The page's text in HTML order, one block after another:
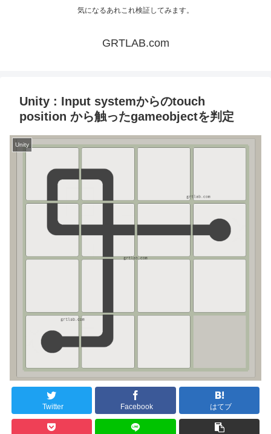
気になるあれこれ検証してみます。
GRTLAB.com
Unity : Input systemからのtouch
position から触ったgameobjectを判定
Unity
Twitter Facebook はてブ